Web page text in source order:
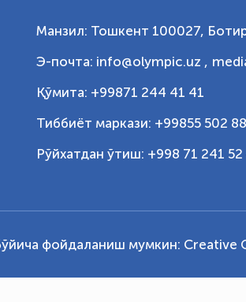
Манзил: Тошкент 100027,
Э-почта: info@olympic.uz ,
Қўмита: +99871 244 41 41
Тиббиёт маркази: +99855 502
Рўйхатдан ўтиш: +998 71 241
фойдаланиш мумкин: Creative